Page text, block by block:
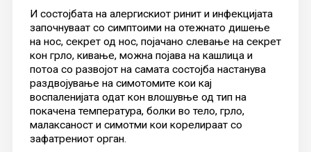
И состојбата на алергискиот ринит и инфекцијата
започнуваат со симптоими на отежнато дишење
на нос, секрет од нос, појачано слевање на секрет
кон грло, кивање, можна појава на кашлица и
потоа со развојот на самата состојба настанува
раздвојување на симотомите кои кај
воспаленијата одат кон влошувње од тип на
покачена температура, болки во тело, грло,
малаксаност и симотми кои корелираат со
зафатрениот орган.